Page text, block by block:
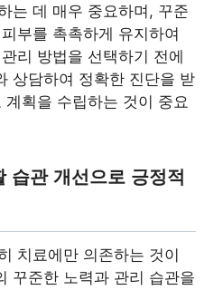
는 데 매우 중요하며, 꾸준
부를 촉촉하게 유지하여
리 방법을 선택하기 전에
상담하여 정확한 진단을 받
획을 수립하는 것이 중요
습관 개선으로 긍정적
치료에만 의존하는 것이
꾸준한 노력과 관리 습관을